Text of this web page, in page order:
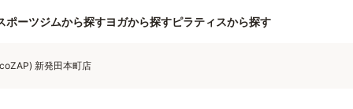
ポーツジムから探すヨガから探すピラティスから探す
新発田本町店